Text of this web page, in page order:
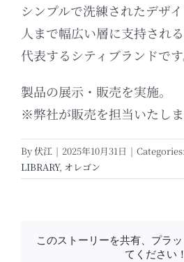
シンプルで洗練されたデザ
人まで幅広い層に支持され
代表するシティブランドです
製品の展示・販売を実施。
※弊社が販売を担当いたしま
By伏江 | 2025年10月31日 | Categories:
LIBRARY, オレゴン
このストーリーを共有、プラ
てください！